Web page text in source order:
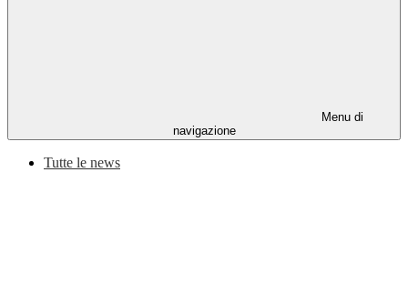
Menu di
navigazione
Tutte le news